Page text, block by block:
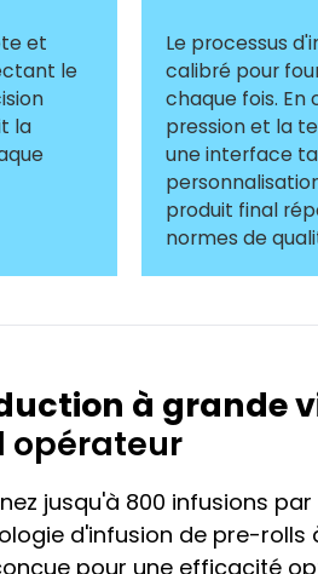
et
le
la
Le processus
calibré pour
chaque fois.
pression et la
une interface
produit final
normes de
à grande
opérateur
jusqu'à 800 infusions
d'infusion de pre-rolls
pour une efficacité